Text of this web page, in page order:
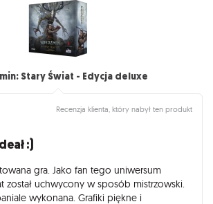
Stary Świat - Edycja deluxe
Recenzja klienta, który nabył ten produkt
:)
gra. Jako fan tego uniwersum
został uchwycony w sposób mistrzowski.
wykonana. Grafiki piękne i